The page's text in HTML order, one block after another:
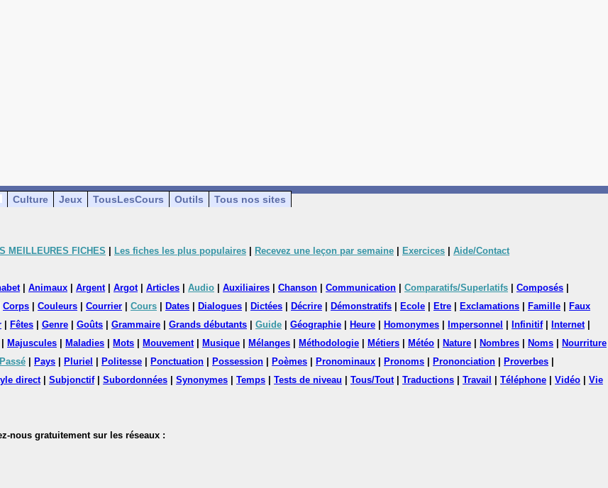
Culture Jeux TousLesCours Outils Tous nos sites
MEILLEURES FICHES Les fiches les plus populaires Recevez une leçon par semaine Exercices Aide/Contact
| Animaux Argent| Argot| Articles Audio Auxiliaires Chanson Communication Comparatifs/Superlatifs Composés
Corps Couleurs Courrier Cours Dates Dialogues Dictées Décrire Démonstratifs Ecole Etre Exclamations Famille
Faux
Fêtes Genre Goûts Grammaire Grands débutants Guide Géographie Heure Homonymes Impersonnel Infinitif| Internet|
Majuscules Maladies Mots Mouvement| Musique Mélanges Méthodologie Métiers Météo Nature Nombres Noms
Nourriture
Passé Pays Pluriel Politesse Ponctuation Possession Poèmes Pronominaux Pronoms Prononciation Proverbes
direct| Subjonctif| Subordonnées Synonymes Temps Tests de niveau Tous/Tout| Traductions Travail Téléphone Vidéo
Vie
nous gratuitement sur les réseaux :